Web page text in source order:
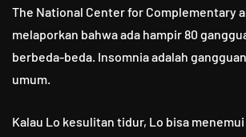
The National Center for Complementary
melaporkan bahwa ada hampir 80
berbeda-beda. Insomnia adalah
umum.
Kalau Lo kesulitan tidur, Lo bisa